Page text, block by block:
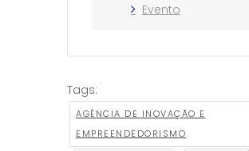
Evento
Tags:
AGÊNCIA DE INOVAÇÃO E
EMPREENDEDORISMO